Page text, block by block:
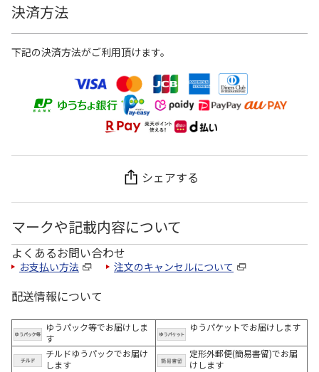
決済方法
下記の決済方法がご利用頂けます。
シェアする
マークや記載内容について
よくあるお問い合わせ
お支払い方法 注文のキャンセルについて
配送情報について
ゆうパック等でお届けしま
す
ゆうパケットでお届けします
チルドゆうパックでお届け
します
定形外郵便(簡易書留)でお届
けします